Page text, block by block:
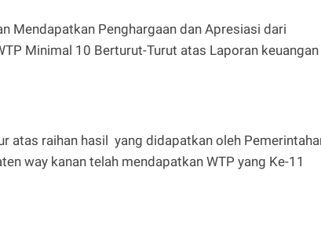
Mendapatkan Penghargaan dan Apresiasi dari
Minimal 10 Berturut-Turut atas Laporan keuangan
atas raihan hasil yang didapatkan oleh
way kanan telah mendapatkan WTP yang Ke-11